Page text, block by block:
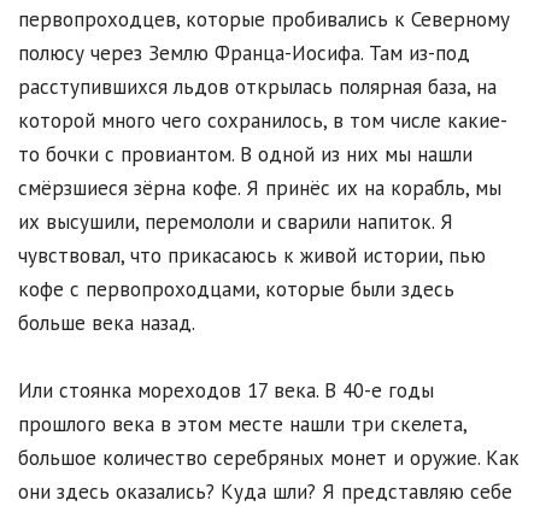
первопроходцев, которые пробивались к Северному
полюсу через Землю Франца-Иосифа. Там из-под
расступившихся льдов открылась полярная база, на
которой много чего сохранилось, в том числе какие-
то бочки с провиантом. В одной из них мы нашли
смёрзшиеся зёрна кофе. Я принёс их на корабль, мы
их высушили, перемололи и сварили напиток. Я
чувствовал, что прикасаюсь к живой истории, пью
кофе с первопроходцами, которые были здесь
больше века назад.
Или стоянка мореходов 17 века. В 40-е годы
прошлого века в этом месте нашли три скелета,
большое количество серебряных монет и оружие. Как
они здесь оказались? Куда шли? Я представляю себе